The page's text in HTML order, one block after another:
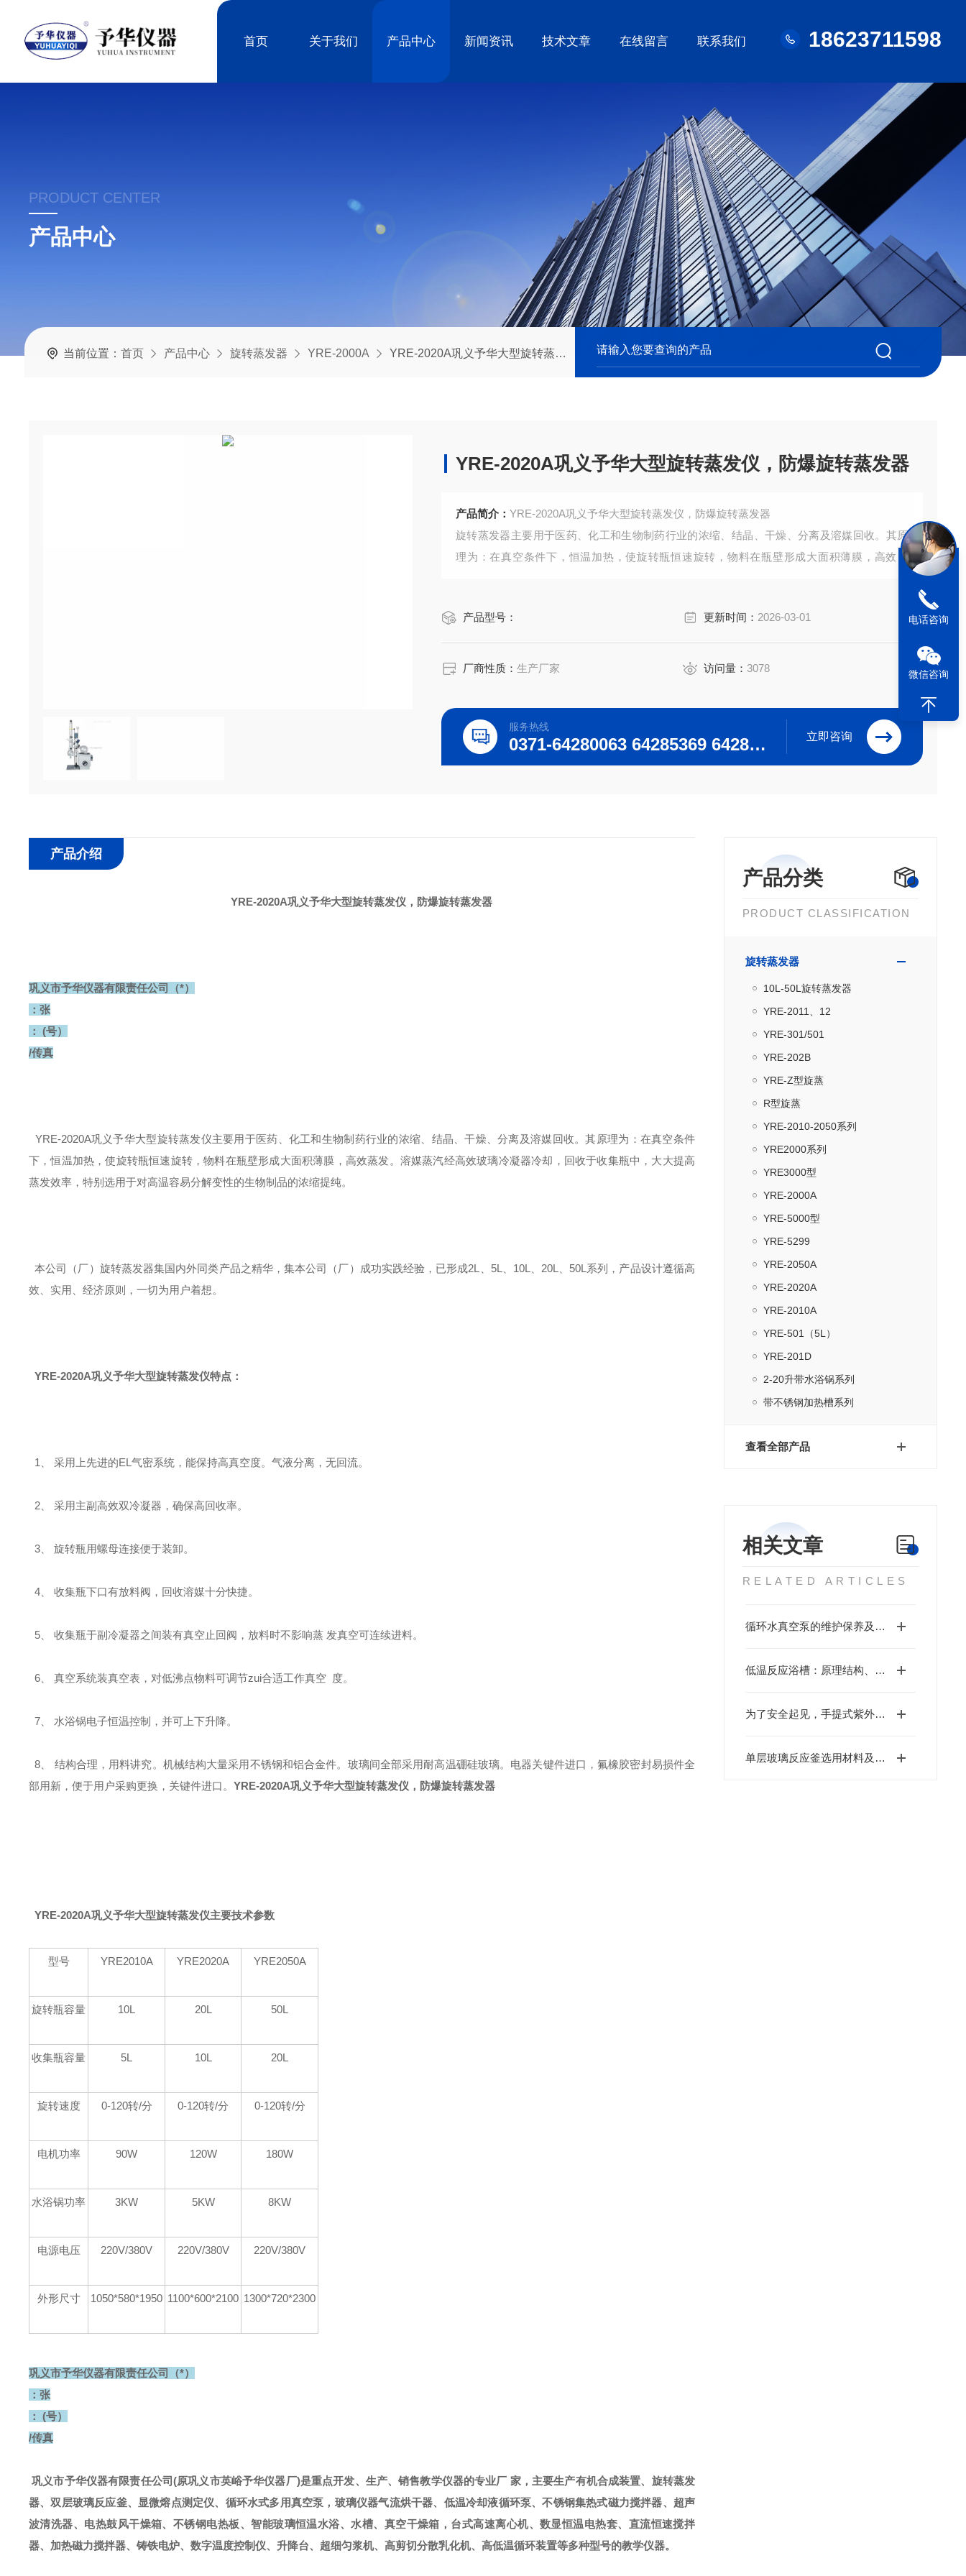
首页 关于我们 产品中心 新闻资讯 技术文章 在线留言 联系我们 18623711598
PRODUCT CENTER
产品中心
当前位置： 首页 产品中心 旋转蒸发器 YRE-2000A YRE-2020A巩义予华大型旋转蒸发仪，防爆旋转蒸发器
YRE-2020A巩义予华大型旋转蒸发仪，防爆旋转蒸发器
产品简介：YRE-2020A巩义予华大型旋转蒸发仪，防爆旋转蒸发器
旋转蒸发器主要用于医药、化工和生物制药行业的浓缩、结晶、干燥、分离及溶媒回收。其原
理为：在真空条件下，恒温加热，使旋转瓶恒速旋转，物料在瓶壁形成大面积薄膜，高效蒸
产品型号：
更新时间： 2026-03-01
厂商性质：生产厂家 访问量：3078
服务热线
0371-64280063 64285369 64285222 立即咨询
产品分类
PRODUCT CLASSIFICATION
旋转蒸发器
10L-50L旋转蒸发器
YRE-2011、12
YRE-301/501
YRE-202B
YRE-Z型旋蒸
R型旋蒸
YRE-2010-2050系列
YRE2000系列
YRE3000型
YRE-2000A
YRE-5000型
YRE-5299
YRE-2050A
YRE-2020A
YRE-2010A
YRE-501（5L）
YRE-201D
2-20升带水浴锅系列
带不锈钢加热槽系列
查看全部产品
相关文章
RELATED ARTICLES
循环水真空泵的维护保养及使用方法
低温反应浴槽：原理结构、功能及应用
为了安全起见，手提式紫外分析仪操作时要注意这些！
单层玻璃反应釜选用材料及技术特点
产品介绍
YRE-2020A巩义予华大型旋转蒸发仪，防爆旋转蒸发器
巩义市予华仪器有限责任公司（*）
：张
： (号）
/传真
YRE-2020A巩义予华大型旋转蒸发仪主要用于医药、化工和生物制药行业的浓缩、结晶、干燥、分离及溶媒回收。其原理为：在真空条件
下，恒温加热，使旋转瓶恒速旋转，物料在瓶壁形成大面积薄膜，高效蒸发。溶媒蒸汽经高效玻璃冷凝器冷却，回收于收集瓶中，大大提高
蒸发效率，特别选用于对高温容易分解变性的生物制品的浓缩提纯。
本公司（厂）旋转蒸发器集国内外同类产品之精华，集本公司（厂）成功实践经验，已形成2L、5L、10L、20L、50L系列，产品设计遵循高
效、实用、经济原则，一切为用户着想。
YRE-2020A巩义予华大型旋转蒸发仪特点：
1、 采用上先进的EL气密系统，能保持高真空度。气液分离，无回流。
2、 采用主副高效双冷凝器，确保高回收率。
3、 旋转瓶用螺母连接便于装卸。
4、 收集瓶下口有放料阀，回收溶媒十分快捷。
5、 收集瓶于副冷凝器之间装有真空止回阀，放料时不影响蒸 发真空可连续进料。
6、 真空系统装真空表，对低沸点物料可调节zui合适工作真空 度。
7、 水浴锅电子恒温控制，并可上下升降。
8、 结构合理，用料讲究。机械结构大量采用不锈钢和铝合金件。玻璃间全部采用耐高温硼硅玻璃。电器关键件进口，氟橡胶密封易损件全
部用新，便于用户采购更换，关键件进口。 YRE-2020A巩义予华大型旋转蒸发仪，防爆旋转蒸发器
YRE-2020A巩义予华大型旋转蒸发仪主要技术参数
型号 YRE2010A YRE2020A YRE2050A
旋转瓶容量 10L 20L 50L
收集瓶容量 5L 10L 20L
旋转速度 0-120转/分 0-120转/分 0-120转/分
电机功率 90W 120W 180W
水浴锅功率 3KW 5KW 8KW
电源电压 220V/380V 220V/380V 220V/380V
外形尺寸 1050*580*1950 1100*600*2100 1300*720*2300
巩义市予华仪器有限责任公司（*）
：张
： (号）
/传真
巩义市予华仪器有限责任公司(原巩义市英峪予华仪器厂)是重点开发、生产、销售教学仪器的专业厂 家，主要生产有机合成装置、旋转蒸发
器、双层玻璃反应釜、显微熔点测定仪、循环水式多用真空泵，玻璃仪器气流烘干器、低温冷却液循环泵、不锈钢集热式磁力搅拌器、超声
波清洗器、电热鼓风干燥箱、不锈钢电热板、智能玻璃恒温水浴、水槽、真空干燥箱，台式高速离心机、数显恒温电热套、直流恒速搅拌
器、加热磁力搅拌器、铸铁电炉、数字温度控制仪、升降台、超细匀浆机、高剪切分散乳化机、高低温循环装置等多种型号的教学仪器。
电话咨询
微信咨询